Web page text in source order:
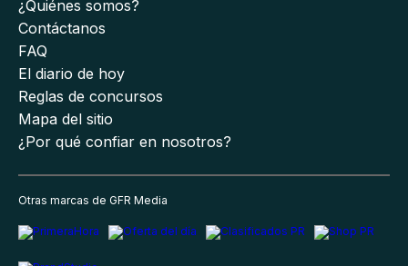
¿Quiénes somos?
Contáctanos
FAQ
El diario de hoy
Reglas de concursos
Mapa del sitio
¿Por qué confiar en nosotros?
Otras marcas de GFR Media